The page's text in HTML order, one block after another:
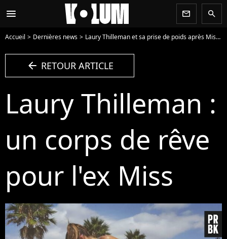
menu newsletter search
Accueil Dernières news Laury Thilleman et sa prise de poids après Miss France : "La dégringolade !"
arrow_left RETOUR ARTICLE
Laury Thilleman :
un corps de rêve
pour l'ex Miss